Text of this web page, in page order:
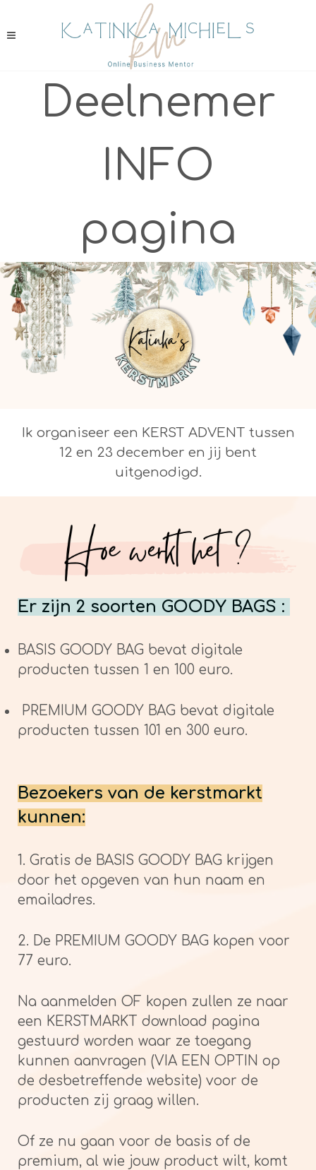
Deelnemer
INFO
pagina
Ik organiseer een KERST ADVENT tussen
12 en 23 december en jij bent
uitgenodigd.
Er zijn 2 soorten GOODY BAGS :
BASIS GOODY BAG bevat digitale
producten tussen 1 en 100 euro.
PREMIUM GOODY BAG bevat digitale
producten tussen 101 en 300 euro.
Bezoekers van de kerstmarkt
kunnen:
1. Gratis de BASIS GOODY BAG krijgen
door het opgeven van hun naam en
emailadres.
2. De PREMIUM GOODY BAG kopen voor
77 euro.
Na aanmelden OF kopen zullen ze naar
een KERSTMARKT download pagina
gestuurd worden waar ze toegang
kunnen aanvragen (VIA EEN OPTIN op
de desbetreffende website) voor de
producten zij graag willen.
Of ze nu gaan voor de basis of de
premium, al wie jouw product wilt, komt